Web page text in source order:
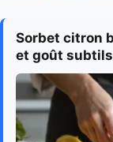
Sorbet citron
et goût subtils